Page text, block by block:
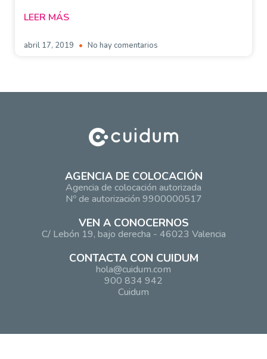
LEER MÁS
abril 17, 2019 No hay comentarios
AGENCIA DE COLOCACIÓN
Agencia de colocación autorizada
Nº de autorización 9900000517
VEN A CONOCERNOS
C/ Lebón 19, bajo derecha - 46023 Valencia
CONTACTA CON CUIDUM
hola@cuidum.com
900 834 942
Cuidum